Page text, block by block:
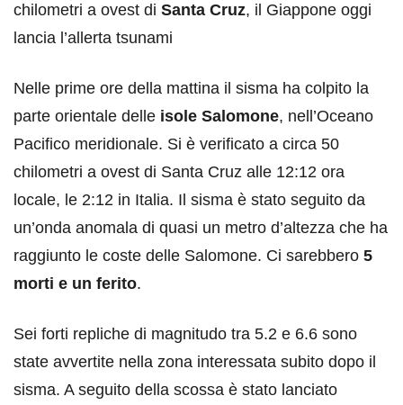
chilometri a ovest di Santa Cruz, il Giappone oggi
lancia l’allerta tsunami
Nelle prime ore della mattina il sisma ha colpito la
parte orientale delle isole Salomone, nell’Oceano
Pacifico meridionale. Si è verificato a circa 50
chilometri a ovest di Santa Cruz alle 12:12 ora
locale, le 2:12 in Italia. Il sisma è stato seguito da
un’onda anomala di quasi un metro d’altezza che ha
raggiunto le coste delle Salomone. Ci sarebbero 5
morti e un ferito.
Sei forti repliche di magnitudo tra 5.2 e 6.6 sono
state avvertite nella zona interessata subito dopo il
sisma. A seguito della scossa è stato lanciato